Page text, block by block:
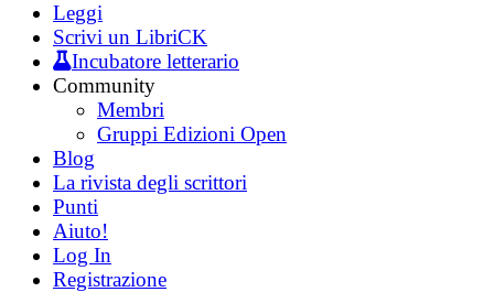
Leggi
Scrivi un LibriCK
Incubatore letterario
Community
Membri
Gruppi Edizioni Open
Blog
La rivista degli scrittori
Punti
Aiuto!
Log In
Registrazione